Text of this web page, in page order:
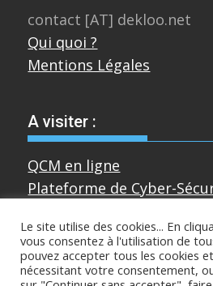
contact [AT] dekloo.net
Qui quoi ?
Mentions Légales
A visiter :
QCM en ligne
Plateforme de Cyber-
Divers
Le site utilise des cookies... En
vous consentez à l'utilisation de
pouvez accepter tous les cookies
nécessitant votre consentement,